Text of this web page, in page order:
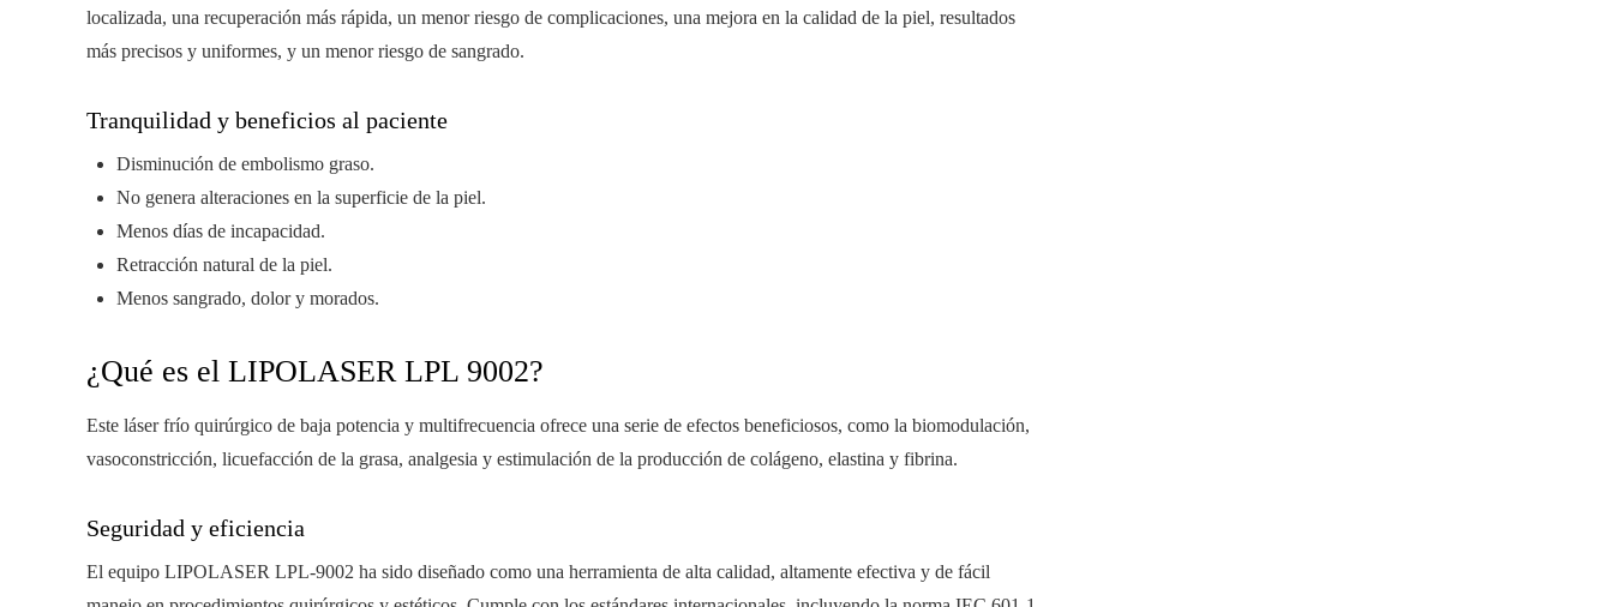
localizada, una recuperación más rápida, un menor riesgo de complicaciones, una mejora en la calidad de la piel, resultados
más precisos y uniformes, y un menor riesgo de sangrado.
Tranquilidad y beneficios al paciente
Disminución de embolismo graso.
No genera alteraciones en la superficie de la piel.
Menos días de incapacidad.
Retracción natural de la piel.
Menos sangrado, dolor y morados.
¿Qué es el LIPOLASER LPL 9002?
Este láser frío quirúrgico de baja potencia y multifrecuencia ofrece una serie de efectos beneficiosos, como la biomodulación,
vasoconstricción, licuefacción de la grasa, analgesia y estimulación de la producción de colágeno, elastina y fibrina.
Seguridad y eficiencia
El equipo LIPOLASER LPL-9002 ha sido diseñado como una herramienta de alta calidad, altamente efectiva y de fácil